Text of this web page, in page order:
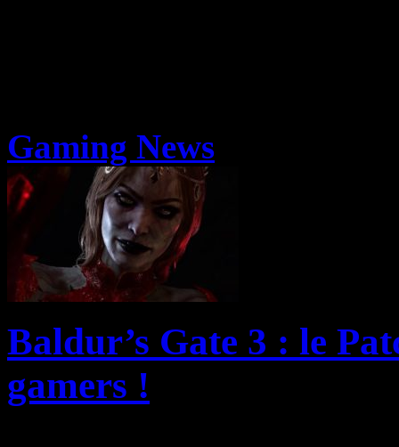
Gaming News
Baldur’s Gate 3 : le
gamers !